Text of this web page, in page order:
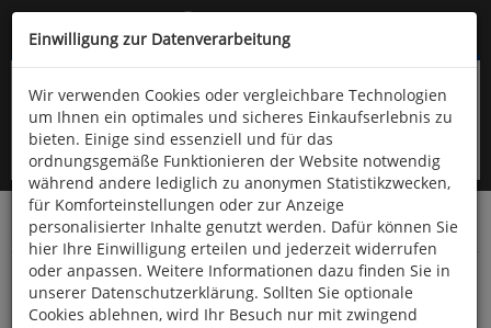
Kompletten Head der Seite überspringen
oder (06766) 9323-960
Startseite Bücher Religion
Der Sinn des Lebens
Einwilligung zur Datenverarbeitung
Wir verwenden Cookies oder vergleichbare Technologien
um Ihnen ein optimales und sicheres Einkaufserlebnis zu
bieten. Einige sind essenziell und für das
ordnungsgemäße Funktionieren der Website notwendig
während andere lediglich zu anonymen Statistikzwecken,
für Komforteinstellungen oder zur Anzeige
personalisierter Inhalte genutzt werden. Dafür können Sie
hier Ihre Einwilligung erteilen und jederzeit widerrufen
oder anpassen. Weitere Informationen dazu finden Sie in
unserer Datenschutzerklärung. Sollten Sie optionale
Cookies ablehnen, wird Ihr Besuch nur mit zwingend